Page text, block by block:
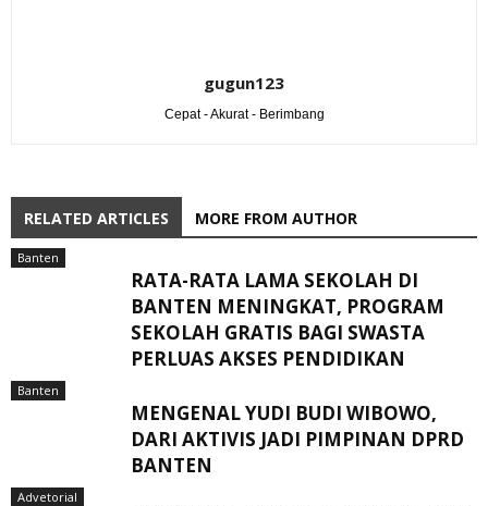
gugun123
Cepat - Akurat - Berimbang
RELATED ARTICLES MORE FROM AUTHOR
Banten
RATA-RATA LAMA SEKOLAH DI
BANTEN MENINGKAT, ‎PROGRAM
SEKOLAH GRATIS BAGI SWASTA
PERLUAS AKSES PENDIDIKAN ‎ ‎
Banten
MENGENAL YUDI BUDI WIBOWO,
DARI AKTIVIS JADI PIMPINAN DPRD
BANTEN
Advetorial